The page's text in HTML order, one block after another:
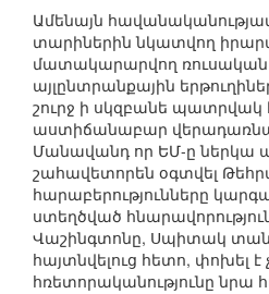
Ամենայն
տարիներին նկատվող
մատակարարվող
այլընտրանքային
շուրջ ի սկզբանե
աստիճանաբար
Մանավանդ որ ԵՄ-ը ներկա
շահավետորեն օգտվել
հարաբերությունները
ստեղծված
Վաշինգտոնը, Սպիտակ
հայտնվելուց հետո, փոխել
հռետորականությունը նրա